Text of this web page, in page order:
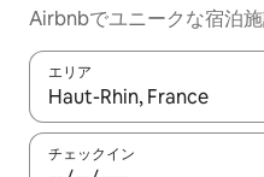
Airbnbでユニークな宿泊
エリア
検索結果が表示されたら、
チェックイン